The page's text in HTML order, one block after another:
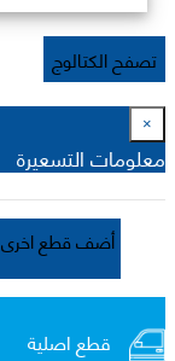
تصفح الكتالوج
×
معلومات التسعيرة
أضف قطع اخرى
قطع اصلية